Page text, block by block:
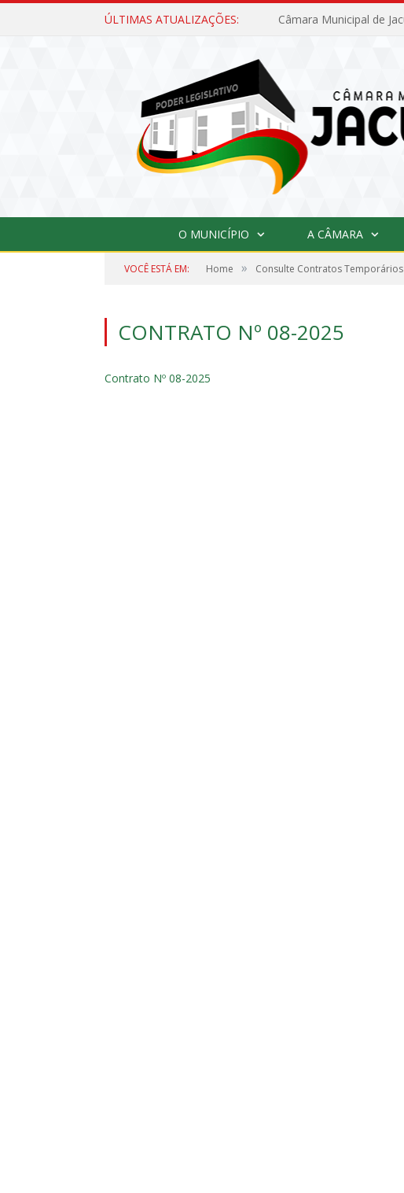
ÚLTIMAS ATUALIZAÇÕES:
O MUNICÍPIO A CÂMARA
VOCÊ ESTÁ EM: Home » Consulte Contratos Temporários
CONTRATO Nº 08-2025
Contrato Nº 08-2025